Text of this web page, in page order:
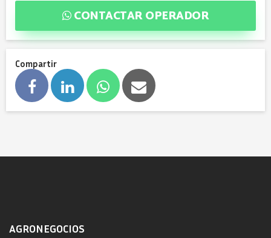
CONTACTAR OPERADOR
Compartir
AGRONEGOCIOS